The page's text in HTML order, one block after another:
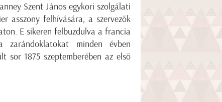
Szent János egykori szolgálati
asszony felhívására, a szervezők
E sikeren felbuzdulva a francia
zarándoklatokat minden évben
sor 1875 szeptemberében az első